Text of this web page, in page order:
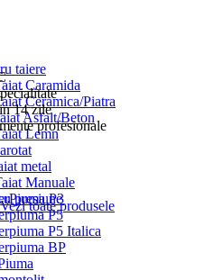
presiune
taiere
Caramida
Ceramica/Piatra
Asfalt/Beton
Lemn
metal
Manuale
P3
P5
P5 Italica
BP
14 zile
profesionale
Vezi toate produsele